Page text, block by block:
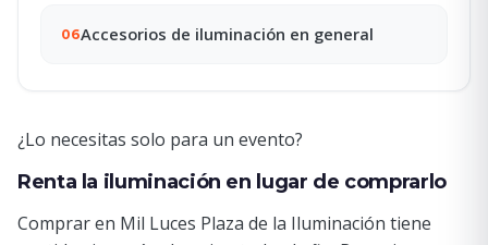
06Accesorios de iluminación en general
¿Lo necesitas solo para un evento?
Renta la iluminación en lugar de comprarlo
Comprar en Mil Luces Plaza de la Iluminación tiene